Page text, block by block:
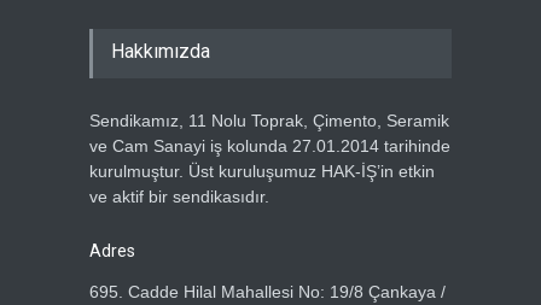
Hakkımızda
Sendikamız, 11 Nolu Toprak, Çimento, Seramik
ve Cam Sanayi iş kolunda 27.01.2014 tarihinde
kurulmuştur. Üst kuruluşumuz HAK-İŞ’in etkin
ve aktif bir sendikasıdır.
Adres
695. Cadde Hilal Mahallesi No: 19/8 Çankaya /